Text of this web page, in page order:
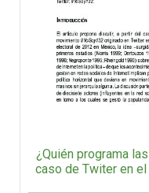
¿Quién programa
caso de Twiter en